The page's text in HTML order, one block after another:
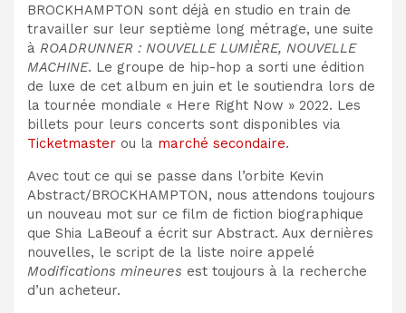
BROCKHAMPTON sont déjà en studio en train de
travailler sur leur septième long métrage, une suite
à ROADRUNNER : NOUVELLE LUMIÈRE, NOUVELLE
MACHINE. Le groupe de hip-hop a sorti une édition
de luxe de cet album en juin et le soutiendra lors de
la tournée mondiale « Here Right Now » 2022. Les
billets pour leurs concerts sont disponibles via
Ticketmaster ou la marché secondaire.
Avec tout ce qui se passe dans l’orbite Kevin
Abstract/BROCKHAMPTON, nous attendons toujours
un nouveau mot sur ce film de fiction biographique
que Shia LaBeouf a écrit sur Abstract. Aux dernières
nouvelles, le script de la liste noire appelé
Modifications mineures est toujours à la recherche
d’un acheteur.